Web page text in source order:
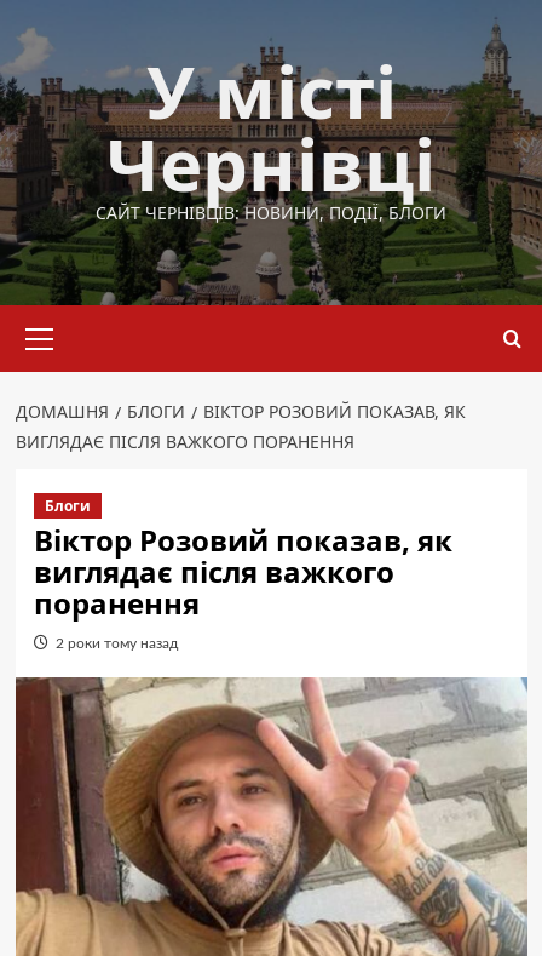
до
вмісту
У місті
Чернівці
САЙТ ЧЕРНІВЦІВ: НОВИНИ, ПОДІЇ, БЛОГИ
меню
ДОМАШНЯ БЛОГИ
ВІКТОР РОЗОВИЙ ПОКАЗАВ, ЯК
ВИГЛЯДАЄ ПІСЛЯ ВАЖКОГО ПОРАНЕННЯ
Блоги
Віктор Розовий показав, як
виглядає після важкого
поранення
2 роки тому назад